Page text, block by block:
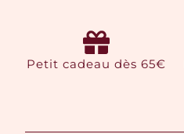
Petit cadeau dès 65€